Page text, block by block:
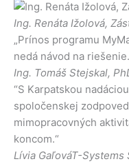
Ing. Renáta Ižolová,
„Prínos programu
nedá návod na
Ing. Tomáš Stejskal,
“S Karpatskou
spoločenskej
mimopracovných
koncom.“
Lívia GaľováT-Systems